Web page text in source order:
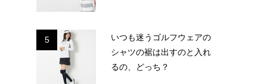
5
いつも迷うゴルフウェアの
シャツの裾は出すのと入れ
るの、どっち？